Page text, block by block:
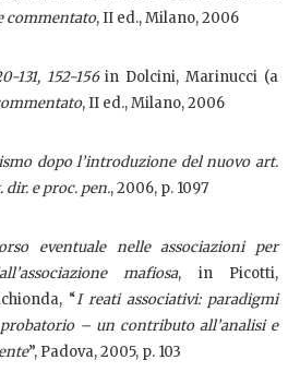
commentato, II ed., Milano, 2006
131, 152-156in Dolcini, Marinucci (a
, II ed., Milano, 2006
dopo l’introduzione del nuovo art.
dir. e proc. pen., 2006, p. 1097
eventuale nelle associazioni per
mafiosa, in Picotti,
“I reati associativi: paradigmi
– un contributo all’analisi e
”, Padova, 2005, p. 103